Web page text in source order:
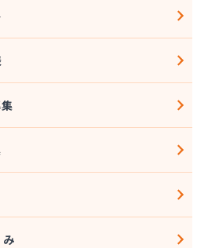
ングセンター/
/
2精米工場/
/
/
工場/
/